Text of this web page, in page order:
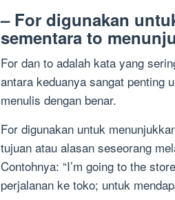
– For digunakan
sementara to
For dan to adalah kata yang
antara keduanya sangat penting
menulis dengan benar.
For digunakan untuk
tujuan atau alasan seseorang
Contohnya: “I’m going to the
perjalanan ke toko; untuk